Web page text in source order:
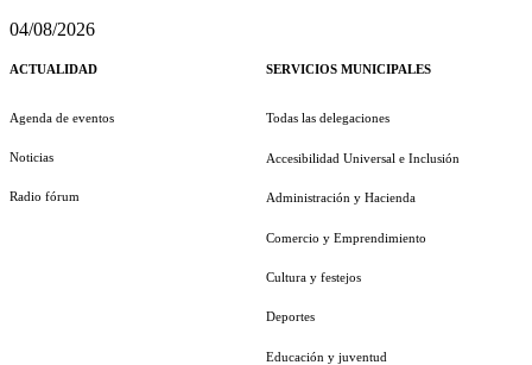
04/08/2026
ACTUALIDAD
Agenda de eventos
Noticias
Radio fórum
SERVICIOS MUNICIPALES
Todas las delegaciones
Accesibilidad Universal e Inclusión
Administración y Hacienda
Comercio y Emprendimiento
Cultura y festejos
Deportes
Educación y juventud